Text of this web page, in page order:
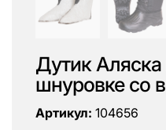
Дутик
шнуровке со
Артикул: 104656